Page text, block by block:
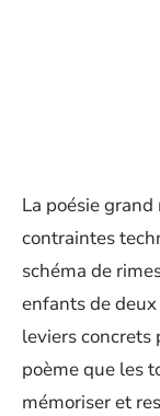
La poésie
contraintes
schéma de
enfants de
leviers concrets
poème que les
mémoriser et